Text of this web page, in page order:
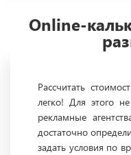
Online-
Рассчитать
легко! Для этого
рекламные
достаточно
задать условия по